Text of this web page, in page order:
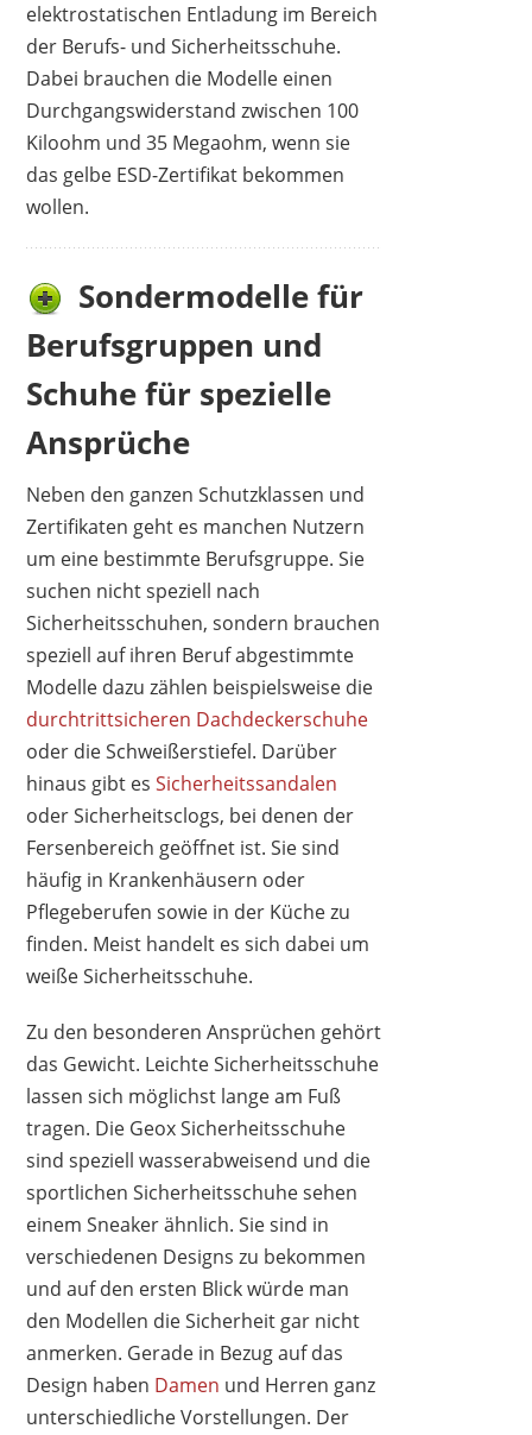
elektrostatischen Entladung im Bereich
der Berufs- und Sicherheitsschuhe.
Dabei brauchen die Modelle einen
Durchgangswiderstand zwischen 100
Kiloohm und 35 Megaohm, wenn sie
das gelbe ESD-Zertifikat bekommen
wollen.
Sondermodelle für
Berufsgruppen und
Schuhe für spezielle
Ansprüche
Neben den ganzen Schutzklassen und
Zertifikaten geht es manchen Nutzern
um eine bestimmte Berufsgruppe. Sie
suchen nicht speziell nach
Sicherheitsschuhen, sondern brauchen
speziell auf ihren Beruf abgestimmte
Modelle dazu zählen beispielsweise die
durchtrittsicheren Dachdeckerschuhe
oder die Schweißerstiefel. Darüber
hinaus gibt esSicherheitssandalen
oder Sicherheitsclogs, bei denen der
Fersenbereich geöffnet ist. Sie sind
häufig in Krankenhäusern oder
Pflegeberufen sowie in der Küche zu
finden. Meist handelt es sich dabei um
weiße Sicherheitsschuhe.
Zu den besonderen Ansprüchen gehört
das Gewicht. Leichte Sicherheitsschuhe
lassen sich möglichst lange am Fuß
tragen. Die Geox Sicherheitsschuhe
sind speziell wasserabweisend und die
sportlichen Sicherheitsschuhe sehen
einem Sneaker ähnlich. Sie sind in
verschiedenen Designs zu bekommen
und auf den ersten Blick würde man
den Modellen die Sicherheit gar nicht
anmerken. Gerade in Bezug auf das
Design haben Damen und Herren ganz
unterschiedliche Vorstellungen. Der